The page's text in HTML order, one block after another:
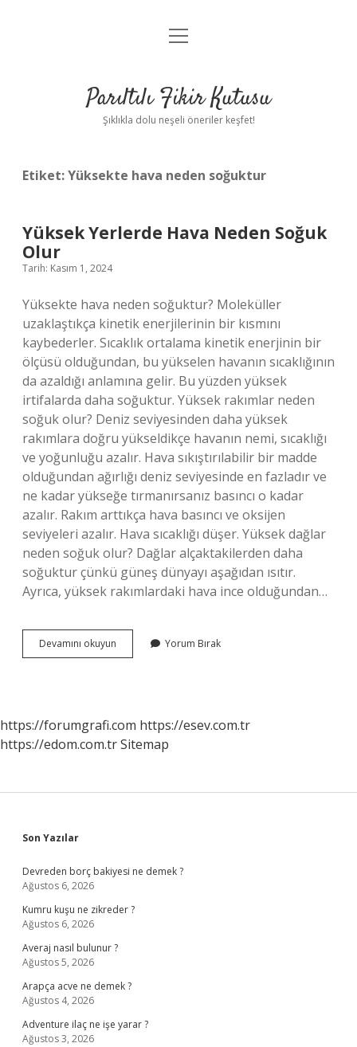
Anasayfa
Yasal Uyarı
menüyü
Parıltılı Fikir Kutusu
Şıklıkla dolu neşeli öneriler keşfet!
Etiket:Yüksekte hava neden soğuktur
Yüksek Yerlerde Hava Neden Soğuk
Olur
Tarih: Kasım 1, 2024
Yüksekte hava neden soğuktur? Moleküller
uzaklaştıkça kinetik enerjilerinin bir kısmını
kaybederler. Sıcaklık ortalama kinetik enerjinin bir
ölçüsü olduğundan, bu yükselen havanın sıcaklığının
da azaldığı anlamına gelir. Bu yüzden yüksek
irtifalarda daha soğuktur. Yüksek rakımlar neden
soğuk olur? Deniz seviyesinden daha yüksek
rakımlara doğru yükseldikçe havanın nemi, sıcaklığı
ve yoğunluğu azalır. Hava sıkıştırılabilir bir madde
olduğundan ağırlığı deniz seviyesinde en fazladır ve
ne kadar yükseğe tırmanırsanız basıncı o kadar
azalır. Rakım arttıkça hava basıncı ve oksijen
seviyeleri azalır. Hava sıcaklığı düşer. Yüksek dağlar
neden soğuk olur? Dağlar alçaktakilerden daha
soğuktur çünkü güneş dünyayı aşağıdan ısıtır.
Ayrıca, yüksek rakımlardaki hava ince olduğundan…
Devamını okuyun
Yerlerde
Yorum Bırak
https://forumgrafi.com https://esev.com.tr
https://edom.com.trSitemap
Sidebar
Son Yazılar
Devreden borç bakiyesi ne demek ?
Ağustos 6, 2026
Kumru kuşu ne zikreder ?
Ağustos 6, 2026
Averaj nasıl bulunur ?
Ağustos 5, 2026
Arapça acve ne demek ?
Ağustos 4, 2026
Adventure ilaç ne işe yarar ?
Ağustos 3, 2026